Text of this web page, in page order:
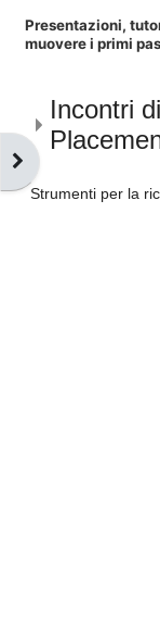
Abrir cajón de bloques
Presentazioni,
muovere i primi
Incontri
Strumenti per la